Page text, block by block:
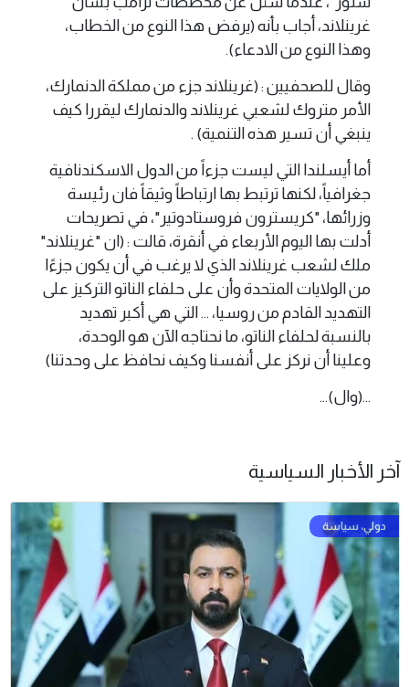
غرينلاند، أجاب بأنه (يرفض هذا النوع من الخطاب،
وهذا النوع من الادعاء).
وقال للصحفيين : (غرينلاند جزء من مملكة الدنمارك،
الأمر متروك لشعبي غرينلاند والدنمارك ليقررا كيف
ينبغي أن تسير هذه التنمية) .
أما أيسلندا التي ليست جزءاً من الدول الاسكندنافية
جغرافياً، لكنها ترتبط بها ارتباطاً وثيقاً فان رئيسة
وزرائها، "كريسترون فروستادوتير"، في تصريحات
أدلت بها اليوم الأربعاء في أنقرة، قالت : (ان "غرينلاند"
ملك لشعب غرينلاند الذي لا يرغب في أن يكون جزءًا
من الولايات المتحدة وأن على حلفاء الناتو التركيز على
التهديد القادم من روسيا، ... التي هي أكبر تهديد
بالنسبة لحلفاء الناتو، ما نحتاجه الآن هو الوحدة،
وعلينا أن نركز على أنفسنا وكيف نحافظ على وحدتنا)
...(وال)...
آخر الأخبار السياسية